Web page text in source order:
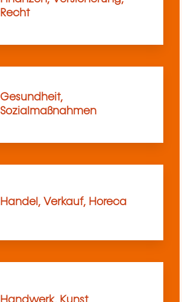
Recht
Gesundheit,
Sozialmaßnahmen
Handel, Verkauf, Horeca